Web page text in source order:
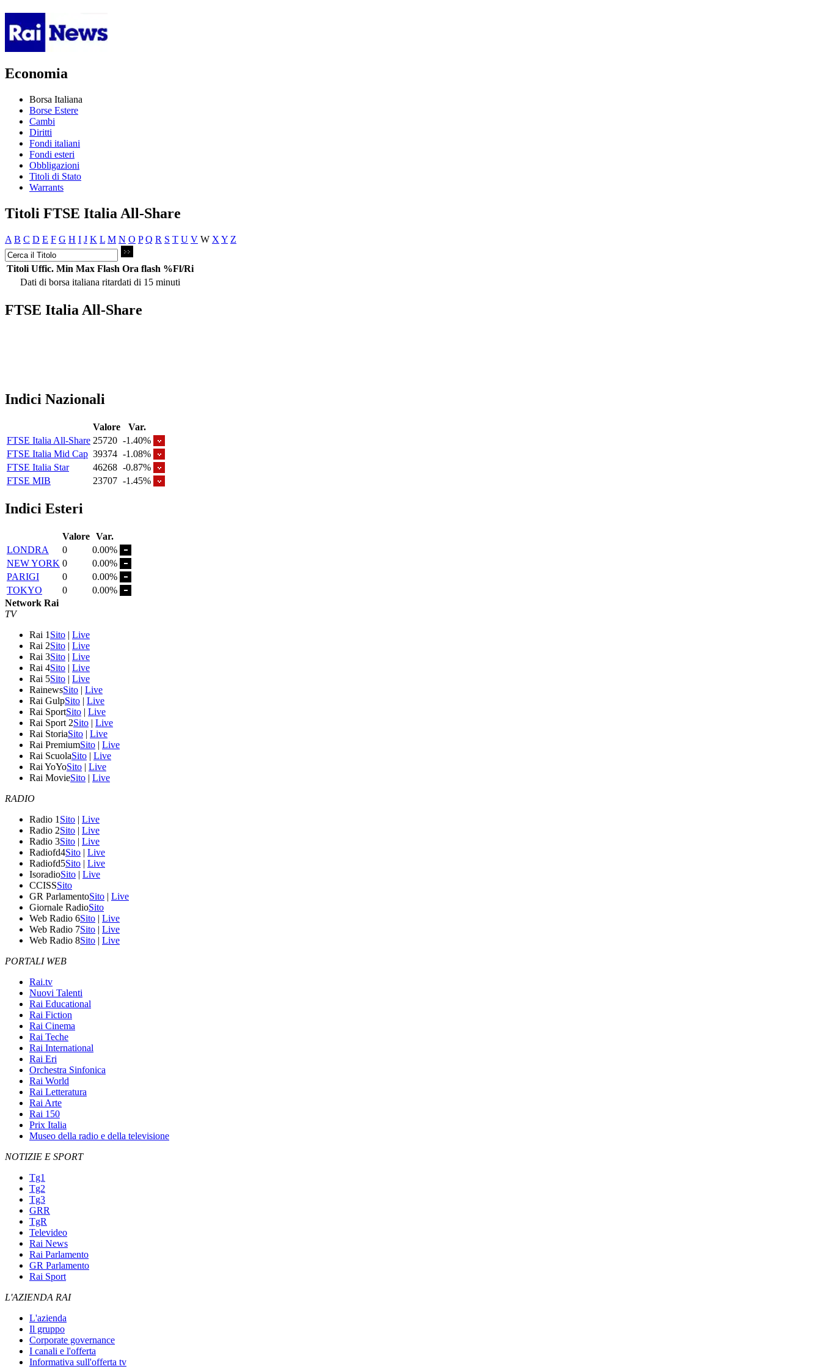
Economia
Borsa Italiana
Borse Estere
Cambi
Diritti
Fondi italiani
Fondi esteri
Obbligazioni
Titoli di Stato
Warrants
Titoli FTSE Italia All-Share
A B C D E F G H I J K L M N O P Q R S T U V W X Y Z
Titoli Uffic. Min Max Flash Ora flash %Fl/Ri
Dati di borsa italiana ritardati di 15 minuti
FTSE Italia All-Share
Indici Nazionali
Valore
Var.
FTSE Italia All-Share 25720 -1.40%
FTSE Italia Mid Cap 39374 -1.08%
FTSE Italia Star
46268 -0.87%
FTSE MIB
23707 -1.45%
Indici Esteri
Valore Var.
LONDRA
0
0.00%
NEW YORK 0
0.00%
PARIGI
0
0.00%
TOKYO
0
0.00%
Network Rai
TV
Rai 1 Sito | Live
Rai 2Sito | Live
Rai 3Sito | Live
Rai 4Sito | Live
Rai 5Sito | Live
RainewsSito | Live
Rai GulpSito | Live
Rai SportSito | Live
Rai Sport 2Sito | Live
Rai StoriaSito | Live
Rai PremiumSito | Live
Rai ScuolaSito | Live
Rai YoYoSito | Live
Rai MovieSito | Live
RADIO
Radio 1 Sito | Live
Radio 2Sito | Live
Radio 3Sito | Live
Radiofd4Sito | Live
Radiofd5Sito | Live
IsoradioSito | Live
CCISSSito
GR ParlamentoSito | Live
Giornale RadioSito
Web Radio 6Sito | Live
Web Radio 7Sito | Live
Web Radio 8Sito | Live
PORTALI WEB
Rai.tv
Nuovi Talenti
Rai Educational
Rai Fiction
Rai Cinema
Rai Teche
Rai International
Rai Eri
Orchestra Sinfonica
Rai World
Rai Letteratura
Rai Arte
Rai 150
Prix Italia
Museo della radio e della televisione
NOTIZIE E SPORT
Tg1
Tg2
Tg3
GRR
TgR
Televideo
Rai News
Rai Parlamento
GR Parlamento
Rai Sport
L'AZIENDA RAI
L'azienda
Il gruppo
Corporate governance
I canali e l'offerta
Informativa sull'offerta tv